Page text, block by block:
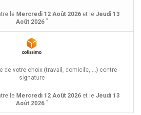
le Mercredi 12 Août 2026et le Jeudi 13
Août 2026 *
de votre choix (travail, domicile, ...) contre
signature
le Mercredi 12 Août 2026et le Jeudi 13
Août 2026 *